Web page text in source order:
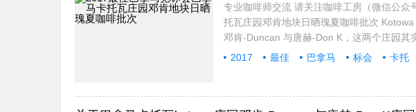
专业咖啡师交流 请关注咖啡工房（微信公
托瓦庄园邓肯地块日晒瑰夏咖啡批次
邓肯-Duncan 与唐赫-Don K，这两个庄园
2017 最佳 巴拿马 标会 卡托